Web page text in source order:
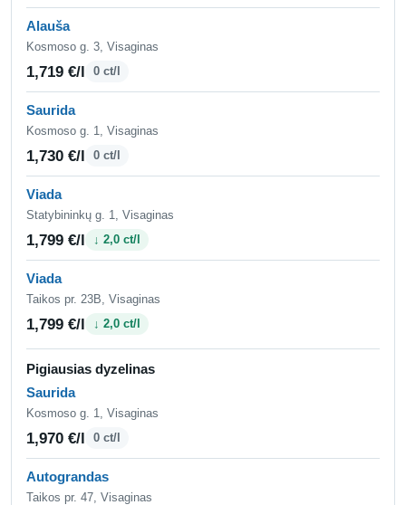
Alauša
Kosmoso g. 3, Visaginas
1,719 €/l 0 ct/l
Saurida
Kosmoso g. 1, Visaginas
1,730 €/l 0 ct/l
Viada
Statybininkų g. 1, Visaginas
1,799 €/l ↓ 2,0 ct/l
Viada
Taikos pr. 23B, Visaginas
1,799 €/l ↓ 2,0 ct/l
Pigiausias dyzelinas
Saurida
Kosmoso g. 1, Visaginas
1,970 €/l 0 ct/l
Autograndas
Taikos pr. 47, Visaginas